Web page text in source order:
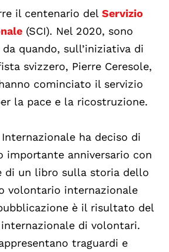
il centenario del Servizio
(SCI). Nel 2020, sono
quando, sull’iniziativa di
svizzero, Pierre Ceresole,
cominciato il servizio
la pace e la ricostruzione.
ha deciso di
importante anniversario con
di un libro sulla storia dello
volontario internazionale
è il risultato del
di volontari.
traguardi e